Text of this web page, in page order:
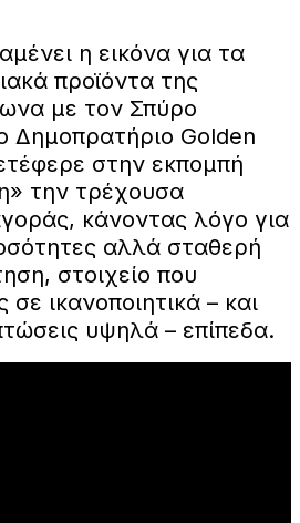
η εικόνα για τα
προϊόντα της
με τον Σπύρο
Δημοπρατήριο Golden
στην εκπομπή
την τρέχουσα
κάνοντας λόγο για
αλλά σταθερή
στοιχείο που
σε ικανοποιητικά – και
υψηλά – επίπεδα.